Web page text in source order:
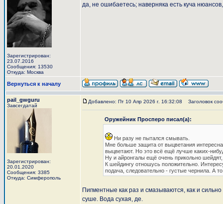
Зарегистрирован:
23.07.2016
Сообщения: 13530
Откуда: Москва
да, не ошибаетесь; наверняка есть куча
Вернуться к началу
pail_gwguru
Завсегдатай
Зарегистрирован:
20.01.2020
Сообщения: 3385
Откуда: Симферополь
Добавлено: Пт 10 Апр 2026 г. 16:32:08 Заголовок
Оружейник Просперо писал(а):
Ни разу не пытался смывать.
Мне больше защита от выцветания
выцветают. Но это всё ещё лучше каких-
Ну и айронгалы ещё очень прикольно
К шейдингу отношусь положительно.
подача, следовательно - густые чернила. А
Пигментные как раз и смазываются, как и
суше. Вода сухая, де.